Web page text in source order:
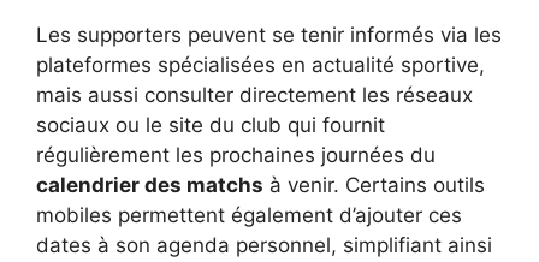
Les supporters peuvent se tenir informés via les
plateformes spécialisées en actualité sportive,
mais aussi consulter directement les réseaux
sociaux ou le site du club qui fournit
régulièrement les prochaines journées du
calendrier des matchs à venir. Certains outils
mobiles permettent également d’ajouter ces
dates à son agenda personnel, simplifiant ainsi